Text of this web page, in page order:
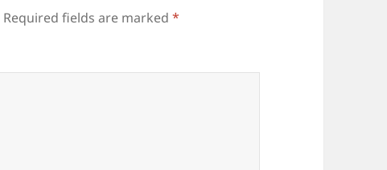
Required fields are marked*